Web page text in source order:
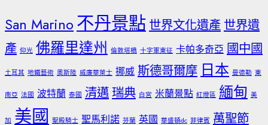
San Marino 不丹景點 世界文化遺產 世界遺
產 仰光 佛羅里達州 倫敦塔橋 十字軍東征 卡帕多奇亞 國中國
土耳其 地鐵藝術 奧斯陸 威廉華萊士 挪威 斯德哥爾摩 日本 曼德勒 東
南亞 法國 波特蘭 泰國 清邁 瑞典 白宮 米蘭景點 紅燈區 緬甸 美
加 美國 聖殿騎士 聖馬利諾 芬蘭 英國 華盛頓dc 菲律賓 萬聖節